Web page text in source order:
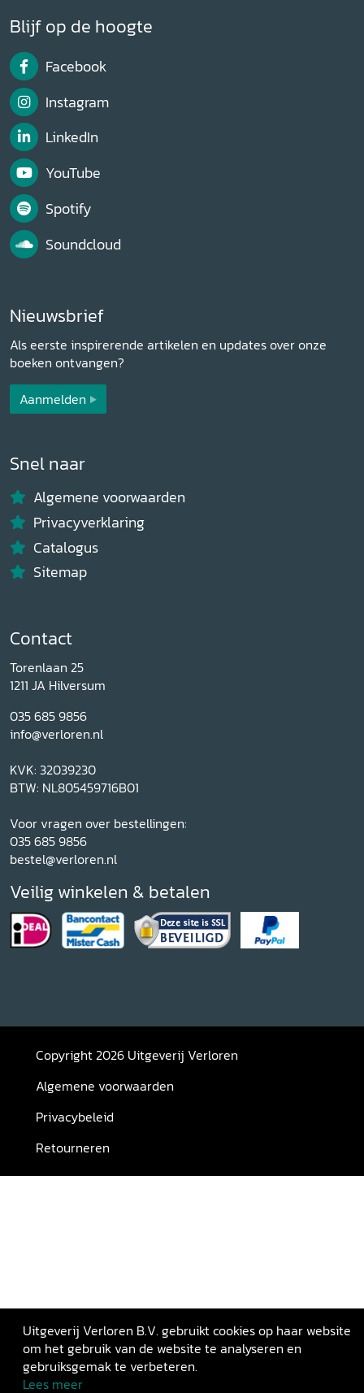
Blijf op de hoogte
Facebook
Instagram
LinkedIn
YouTube
Spotify
Soundcloud
Nieuwsbrief
Als eerste inspirerende artikelen en updates over onze
boeken ontvangen?
Aanmelden
Snel naar
Algemene voorwaarden
Privacyverklaring
Catalogus
Sitemap
Contact
Torenlaan 25
1211 JA Hilversum
035 685 9856
info@verloren.nl
KVK: 32039230
BTW: NL805459716B01
Voor vragen over bestellingen:
035 685 9856
bestel@verloren.nl
Veilig winkelen & betalen
Copyright 2026 Uitgeverij Verloren
Algemene voorwaarden
Privacybeleid
Retourneren
Uitgeverij Verloren B.V. gebruikt cookies op haar website
om het gebruik van de website te analyseren en
gebruiksgemak te verbeteren.
Lees meer